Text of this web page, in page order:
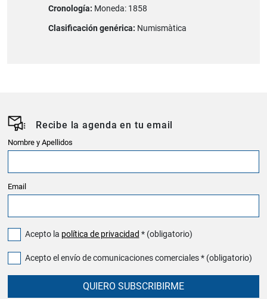
Cronología: Moneda: 1858
Clasificación genérica: Numismàtica
Recibe la agenda en tu email
Nombre y Apellidos
Email
Acepto la política de privacidad * (obligatorio)
Acepto el envío de comunicaciones comerciales * (obligatorio)
QUIERO SUBSCRIBIRME